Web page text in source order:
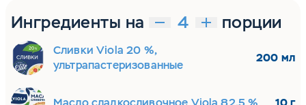
Ингредиенты на порции
Сливки Viola 20 %,
ультрапастеризованные
200 мл